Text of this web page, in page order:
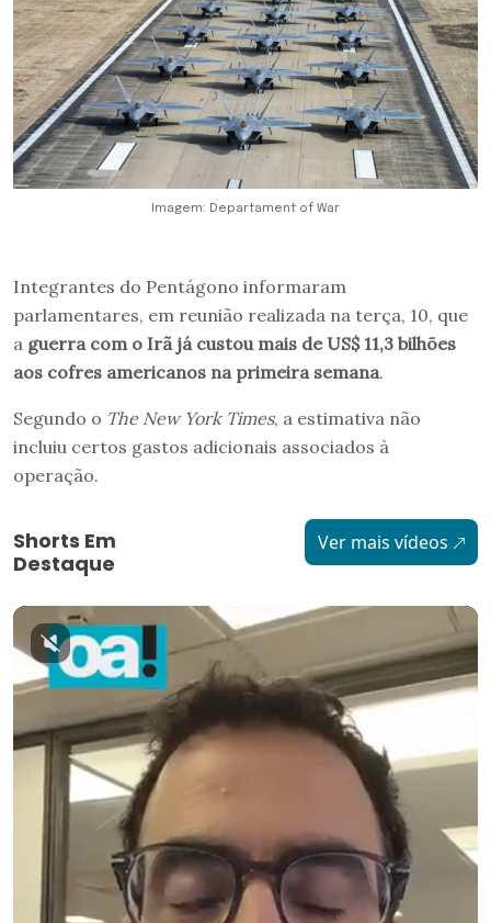
Imagem: Departament of War
Integrantes do Pentágono informaram
parlamentares, em reunião realizada na terça, 10, que
a guerra com o Irã já custou mais de US$ 11,3 bilhões
aos cofres americanos na primeira semana.
Segundo o The New York Times, a estimativa não
incluiu certos gastos adicionais associados à
operação.
Shorts Em
Destaque
Ver mais vídeos